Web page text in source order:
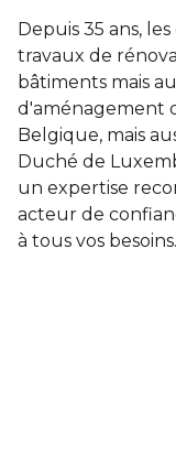
Depuis 35 ans,
travaux de
bâtiments mais
d'aménagement
Belgique, mais
Duché de
un expertise
acteur de
à tous vos besoins.